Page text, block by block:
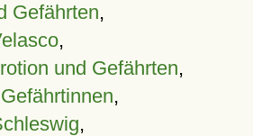
Gefährten,
,
und Gefährten,
,
,